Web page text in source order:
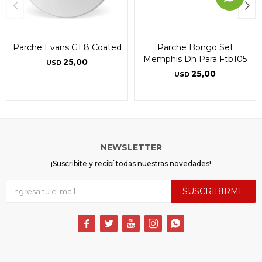
Parche Evans G1 8 Coated
USD 25,00
Parche Bongo Set
Memphis Dh Para Ftb105
USD 25,00
NEWSLETTER
¡Suscribite y recibí todas nuestras novedades!
SUSCRIBIRME
    